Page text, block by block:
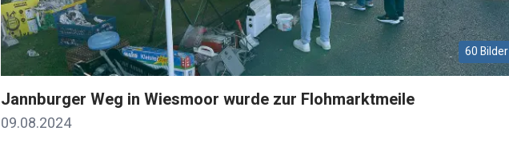
60 Bilder
Jannburger Weg in Wiesmoor wurde zur Flohmarktmeile
09.08.2024